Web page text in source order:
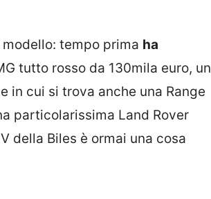
tempo prima ha
tutto rosso da 130mila euro, un
in cui si trova anche una Range
particolarissima Land Rover
della Biles è ormai una cosa